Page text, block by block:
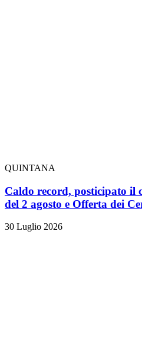
QUINTANA
Caldo record, posticipato il
del 2 agosto e Offerta dei
30 Luglio 2026